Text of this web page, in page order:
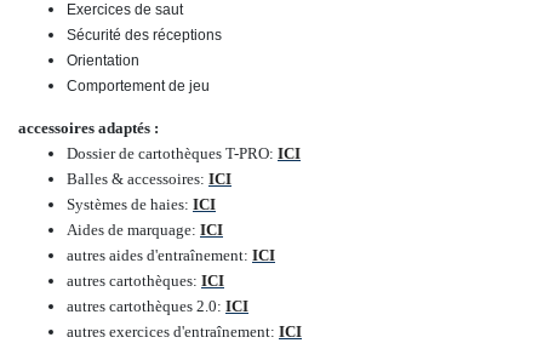
Exercices de saut
Sécurité des réceptions
Orientation
Comportement de jeu
accessoires adaptés :
Dossier de cartothèques T-PRO: ICI
Balles & accessoires: ICI
Systèmes de haies: ICI
Aides de marquage: ICI
autres aides d'entraînement: ICI
autres cartothèques: ICI
autres cartothèques 2.0: ICI
autres exercices d'entraînement: ICI